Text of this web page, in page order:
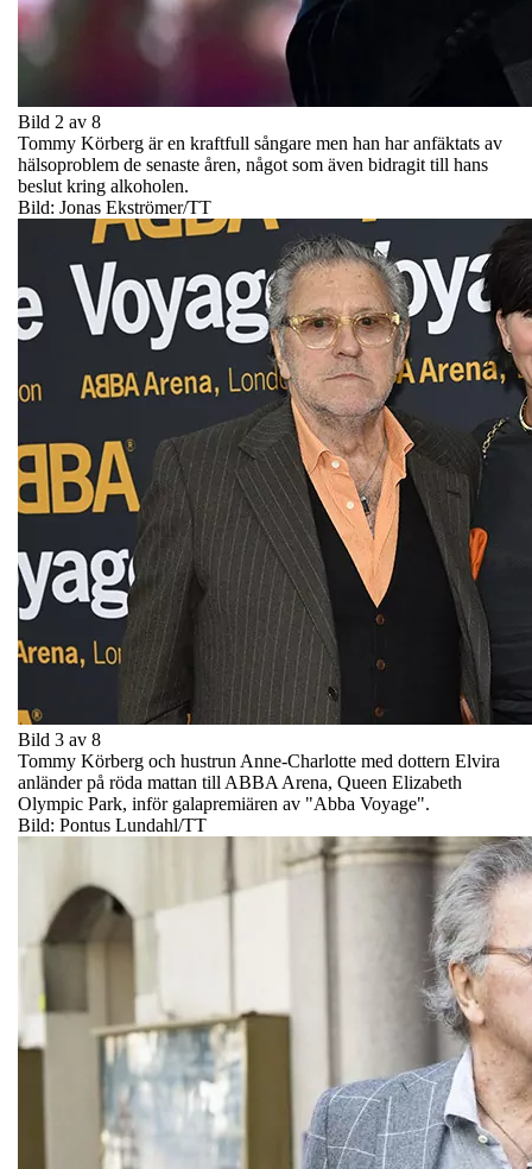
Bild 2 av 8
Tommy Körberg är en kraftfull sångare men han har anfäktats av
hälsoproblem de senaste åren, något som även bidragit till hans
beslut kring alkoholen.
Bild: Jonas Ekströmer/TT
Bild 3 av 8
Tommy Körberg och hustrun Anne-Charlotte med dottern Elvira
anländer på röda mattan till ABBA Arena, Queen Elizabeth
Olympic Park, inför galapremiären av "Abba Voyage".
Bild: Pontus Lundahl/TT